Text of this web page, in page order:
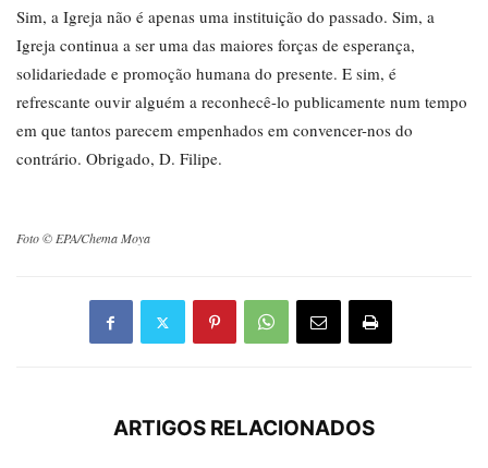
Sim, a Igreja não é apenas uma instituição do passado. Sim, a
Igreja continua a ser uma das maiores forças de esperança,
solidariedade e promoção humana do presente. E sim, é
refrescante ouvir alguém a reconhecê-lo publicamente num tempo
em que tantos parecem empenhados em convencer-nos do
contrário. Obrigado, D. Filipe.
Foto © EPA/Chema Moya
ARTIGOS RELACIONADOS